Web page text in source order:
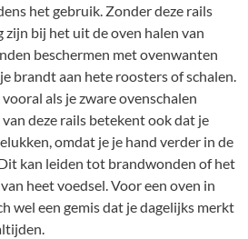
het gebruik. Zonder deze rails
bij het uit de oven halen van
beschermen met ovenwanten
brandt aan hete roosters of schalen.
als je zware ovenschalen
deze rails betekent ook dat je
omdat je je hand verder in de
kan leiden tot brandwonden of het
heet voedsel. Voor een oven in
wel een gemis dat je dagelijks merkt